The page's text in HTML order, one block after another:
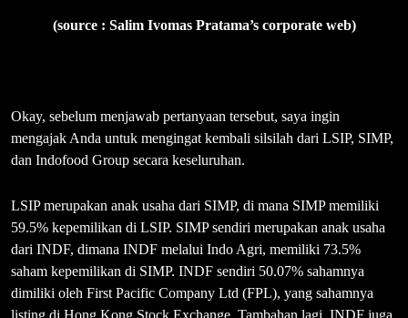
(source : Salim Ivomas Pratama’s corporate web)
Okay, sebelum menjawab pertanyaan tersebut, saya ingin
mengajak Anda untuk mengingat kembali silsilah dari LSIP, SIMP,
dan Indofood Group secara keseluruhan.
LSIP merupakan anak usaha dari SIMP, di mana SIMP memiliki
59.5% kepemilikan di LSIP. SIMP sendiri merupakan anak usaha
dari INDF, dimana INDF melalui Indo Agri, memiliki 73.5%
saham kepemilikan di SIMP. INDF sendiri 50.07% sahamnya
dimiliki oleh First Pacific Company Ltd (FPL), yang sahamnya